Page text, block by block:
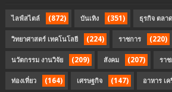
ไลฟ์สไตล์ (872) บันเทิง (351) ธุรกิจ ตลาด
วิทยาศาสตร์ เทคโนโลยี (224) ราชการ (220)
นวัตกรรม งานวิจัย (209) สังคม (207) ราช
ท่องเที่ยว (164) เศรษฐกิจ (147) อาหาร เ